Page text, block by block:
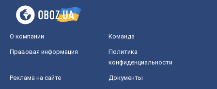
О компании Команда
Правовая информация
Политика
конфиденциальности
Реклама на сайте Документы